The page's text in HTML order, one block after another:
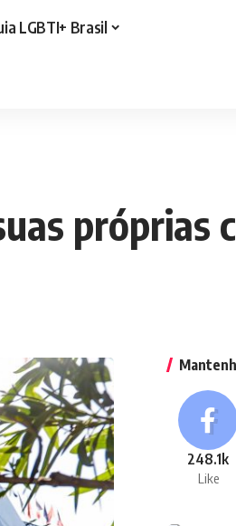
LGBTI+ Brasil
próprias
248.1k
Like